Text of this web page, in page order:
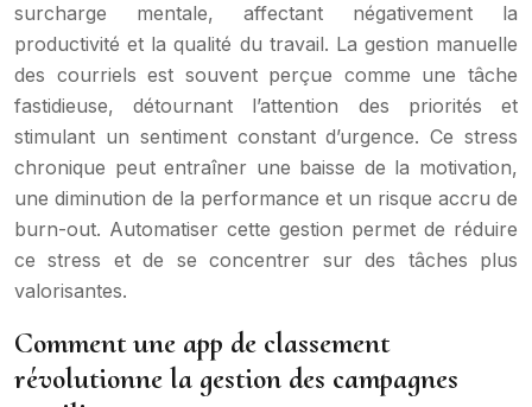
surcharge mentale, affectant négativement la
productivité et la qualité du travail. La gestion manuelle
des courriels est souvent perçue comme une tâche
fastidieuse, détournant l’attention des priorités et
stimulant un sentiment constant d’urgence. Ce stress
chronique peut entraîner une baisse de la motivation,
une diminution de la performance et un risque accru de
burn-out. Automatiser cette gestion permet de réduire
ce stress et de se concentrer sur des tâches plus
valorisantes.
Comment une app de classement
révolutionne la gestion des campagnes